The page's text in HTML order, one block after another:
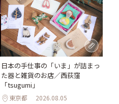
日本の手仕事の「いま」が詰まっ
た器と雑貨のお店／西荻窪
「tsugumi」
東京都 2026.08.05